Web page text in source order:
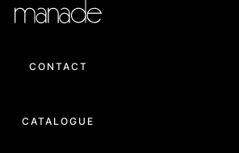
CONTACT
CATALOGUE